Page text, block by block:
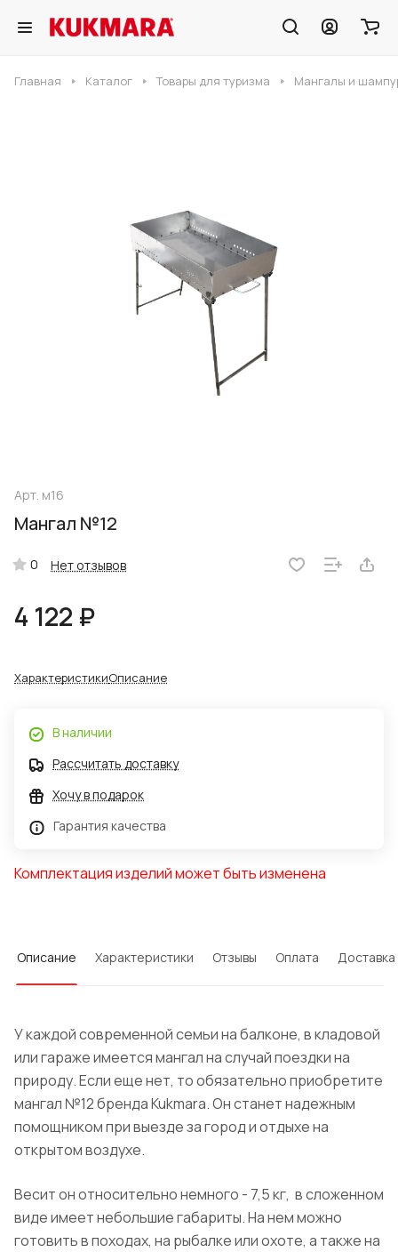
Главная Каталог Товары для туризма Мангалы и
Арт. м16
Мангал №12
0 Нет отзывов
4 122 ₽
ХарактеристикиОписание
В наличии
Рассчитать доставку
Хочу в подарок
Гарантия качества
Комплектация изделий может быть изменена
Описание Характеристики Отзывы Оплата Доставка
У каждой современной семьи на балконе, в кладовой
или гараже имеется мангал на случай поездки на
природу. Если еще нет, то обязательно приобретите
мангал №12 бренда Kukmara. Он станет надежным
помощником при выезде за город и отдыхе на
открытом воздухе.
Весит он относительно немного - 7,5 кг, в сложенном
виде имеет небольшие габариты. На нем можно
готовить в походах, на рыбалке или охоте, а также на